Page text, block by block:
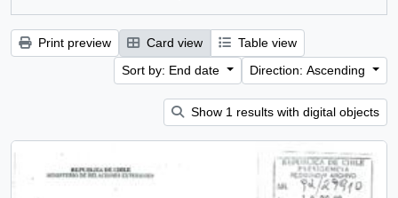
Print preview Card view
Table view
Sort by: End date
Direction: Ascending
Show 1 results with digital objects